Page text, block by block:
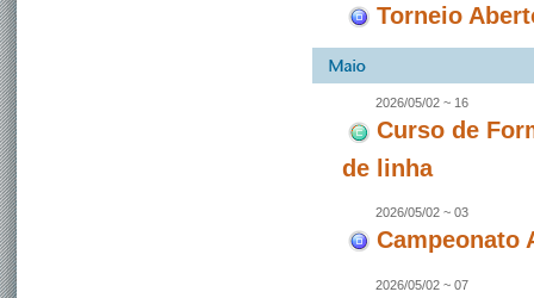
Torneio
2026/05/02 ~ 16
Curso de
de linha
2026/05/02 ~ 03
Campeonato
2026/05/02 ~ 07